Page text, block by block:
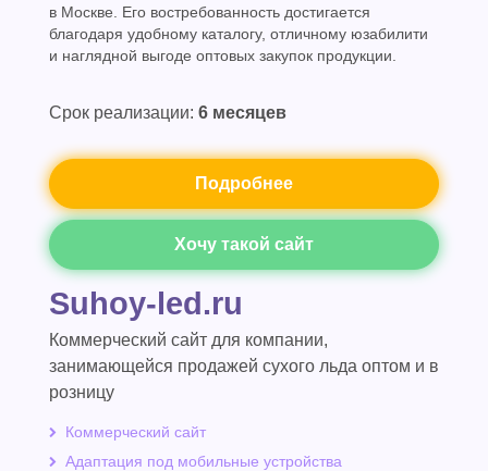
в Москве. Его востребованность достигается
благодаря удобному каталогу, отличному юзабилити
и наглядной выгоде оптовых закупок продукции.
Срок реализации: 6 месяцев
Подробнее
Хочу такой сайт
Suhoy-led.ru
Коммерческий сайт для компании,
занимающейся продажей сухого льда оптом и в
розницу
Коммерческий сайт
Адаптация под мобильные устройства